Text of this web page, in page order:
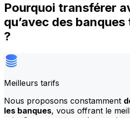
Pourquoi transférer
qu’avec des
?
Meilleurs tarifs
Nous proposons constamment
les banques, vous offrant le